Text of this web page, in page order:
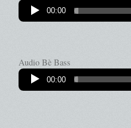
00:00
Audio Bè Bass
00:00